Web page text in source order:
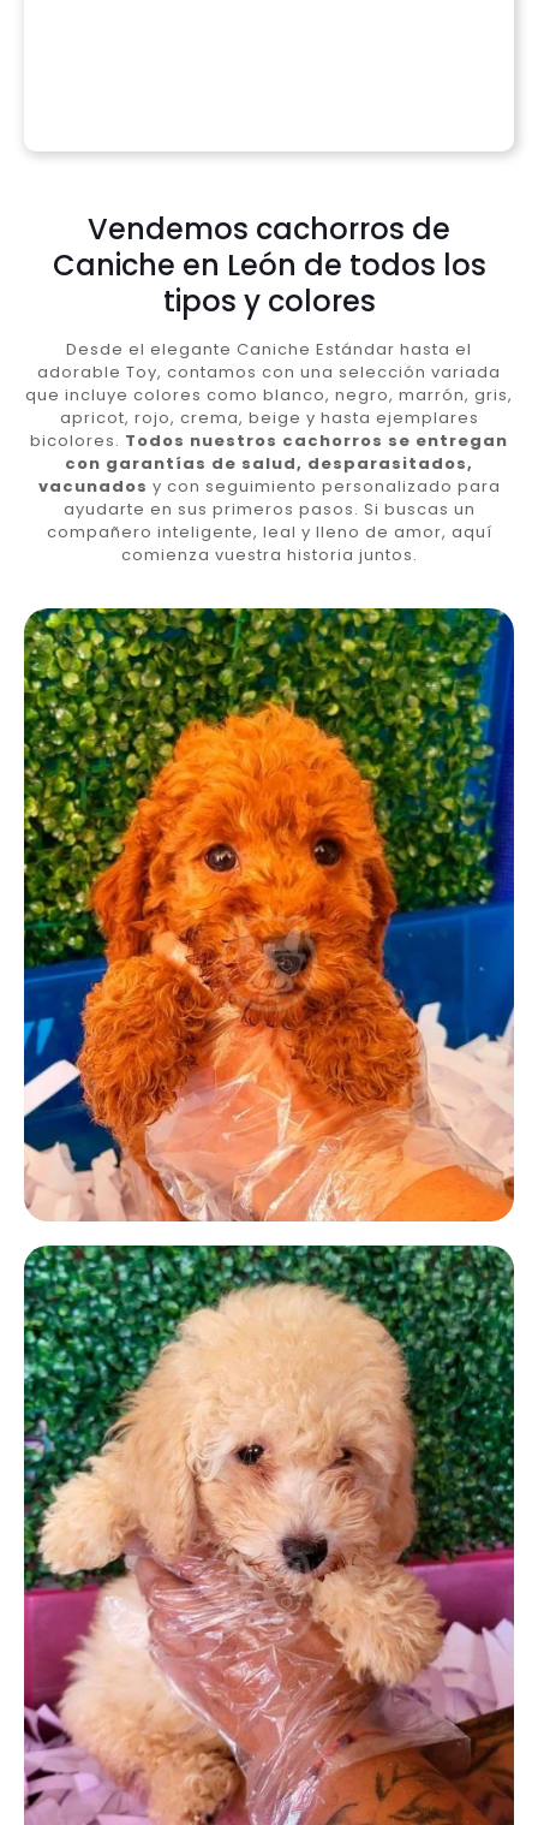
Vendemos cachorros de
Caniche en León de todos los
tipos y colores
Desde el elegante Caniche Estándar hasta el
adorable Toy, contamos con una selección variada
que incluye colores como blanco, negro, marrón, gris,
apricot, rojo, crema, beige y hasta ejemplares
bicolores. Todos nuestros cachorros se entregan
con garantías de salud, desparasitados,
vacunados y con seguimiento personalizado para
ayudarte en sus primeros pasos. Si buscas un
compañero inteligente, leal y lleno de amor, aquí
comienza vuestra historia juntos.